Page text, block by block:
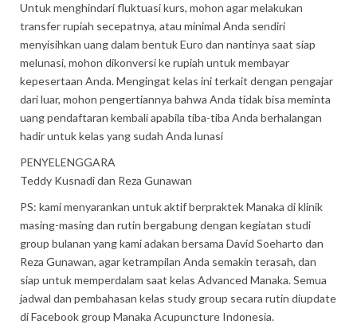
Untuk menghindari fluktuasi kurs, mohon agar melakukan
transfer rupiah secepatnya, atau minimal Anda sendiri
menyisihkan uang dalam bentuk Euro dan nantinya saat siap
melunasi, mohon dikonversi ke rupiah untuk membayar
kepesertaan Anda. Mengingat kelas ini terkait dengan pengajar
dari luar, mohon pengertiannya bahwa Anda tidak bisa meminta
uang pendaftaran kembali apabila tiba-tiba Anda berhalangan
hadir untuk kelas yang sudah Anda lunasi
PENYELENGGARA
Teddy Kusnadi dan Reza Gunawan
PS: kami menyarankan untuk aktif berpraktek Manaka di klinik
masing-masing dan rutin bergabung dengan kegiatan studi
group bulanan yang kami adakan bersama David Soeharto dan
Reza Gunawan, agar ketrampilan Anda semakin terasah, dan
siap untuk memperdalam saat kelas Advanced Manaka. Semua
jadwal dan pembahasan kelas study group secara rutin diupdate
di Facebook group Manaka Acupuncture Indonesia.